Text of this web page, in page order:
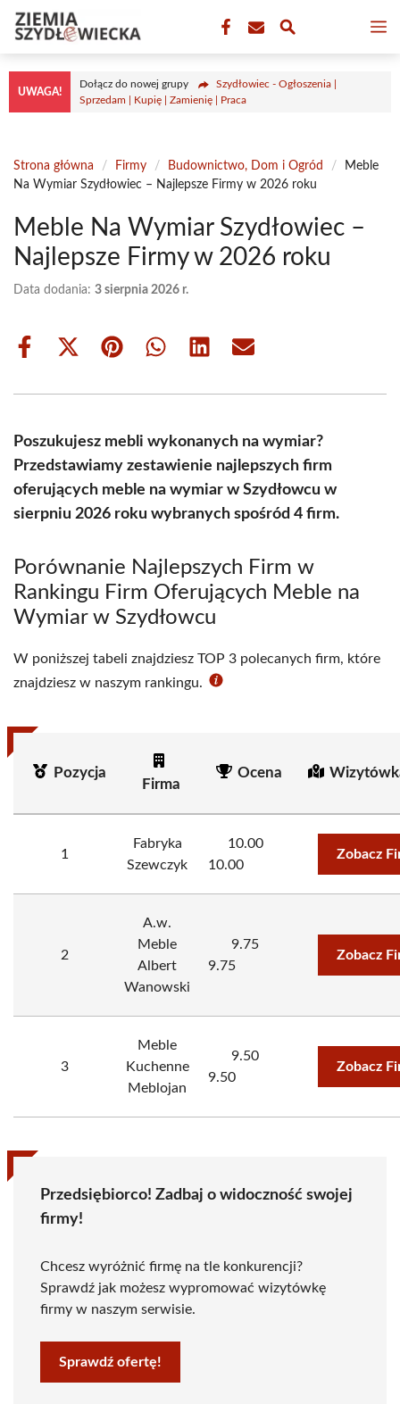
Przejdź
treści
UWAGA!
Dołącz do nowej grupy
Szydłowiec - Ogłoszenia |
Sprzedam | Kupię | Zamienię | Praca
Strona główna / Firmy / Budownictwo, Dom i Ogród /
Meble
Na Wymiar Szydłowiec – Najlepsze Firmy w 2026 roku
Meble Na Wymiar Szydłowiec –
Najlepsze Firmy w 2026 roku
Data dodania: 3 sierpnia 2026 r.
Share
Share
(Twitter)
Share Share Share Share
Poszukujesz mebli wykonanych na wymiar?
Przedstawiamy zestawienie najlepszych firm
oferujących meble na wymiar w Szydłowcu w
sierpniu 2026 roku wybranych spośród 4 firm.
Porównanie Najlepszych Firm w
Rankingu Firm Oferujących Meble na
Wymiar w Szydłowcu
W poniższej tabeli znajdziesz TOP 3 polecanych firm, które
znajdziesz w naszym rankingu.
Pozycja
Firma
Ocena
1
Fabryka
Szewczyk
10.00
10.00
Zobacz
2
A.w.
Meble
Albert
Wanowski
9.75
9.75
Zobacz
3
Meble
Kuchenne
Meblojan
9.50
9.50
Zobacz
Przedsiębiorco! Zadbaj o widoczność swojej
firmy!
Chcesz wyróżnić firmę na tle konkurencji?
Sprawdź jak możesz wypromować wizytówkę
firmy w naszym serwisie.
Sprawdź ofertę!